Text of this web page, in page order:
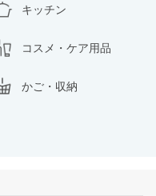
キッチン
コスメ・ケア用品
かご・収納